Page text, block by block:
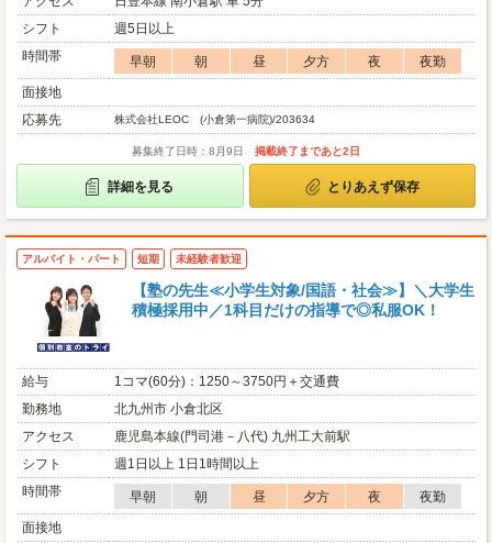
シフト
週5日以上
時間帯
早朝 朝 昼 夕方 夜
夜勤
面接地
応募先
株式会社LEOC (小倉第一病院)/203634
募集終了日時：8月9日 掲載終了まであと2日
詳細を見る とりあえず保存
アルバイト・パート 短期 未経験者歓迎
【塾の先生≪小学生対象/国語・社会≫】＼大学生
積極採用中／1科目だけの指導で◎私服OK！
給与
1コマ(60分)：1250～3750円＋交通費
勤務地
北九州市 小倉北区
アクセス
鹿児島本線(門司港－八代) 九州工大前駅
シフト
週1日以上 1日1時間以上
時間帯
早朝 朝 昼 夕方 夜
夜勤
面接地